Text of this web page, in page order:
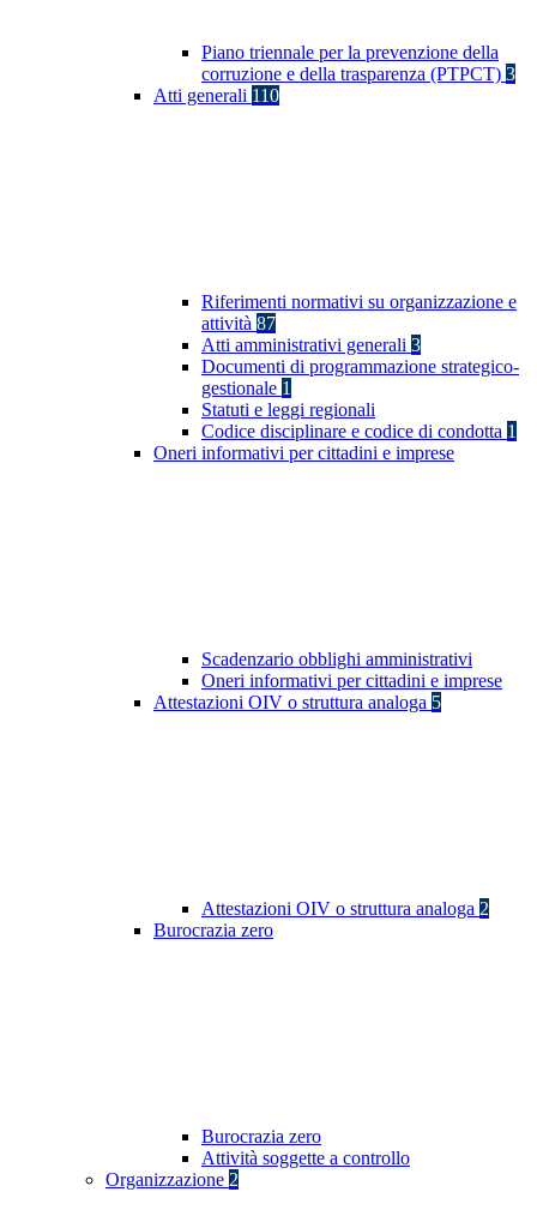
Piano triennale per la prevenzione della
corruzione e della trasparenza (PTPCT) 3
Atti generali 110
Riferimenti normativi su organizzazione e
attività 87
Atti amministrativi generali 3
Documenti di programmazione strategico-
gestionale 1
Statuti e leggi regionali
Codice disciplinare e codice di condotta 1
Oneri informativi per cittadini e imprese
Scadenzario obblighi amministrativi
Oneri informativi per cittadini e imprese
Attestazioni OIV o struttura analoga 5
Attestazioni OIV o struttura analoga 2
Burocrazia zero
Burocrazia zero
Attività soggette a controllo
Organizzazione 2